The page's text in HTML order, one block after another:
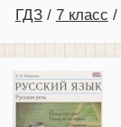
ГДЗ 7 класс